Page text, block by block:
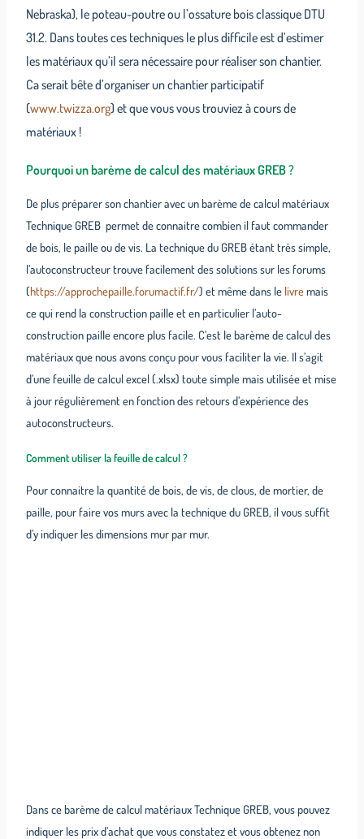
Nebraska), le poteau-poutre ou l’ossature bois classique DTU
31.2. Dans toutes ces techniques le plus difficile est d’estimer
les matériaux qu’il sera nécessaire pour réaliser son chantier.
Ca serait bête d’organiser un chantier participatif
(www.twizza.org) et que vous vous trouviez à cours de
matériaux !
Pourquoi un barème de calcul des matériaux GREB ?
De plus préparer son chantier avec un barème de calcul matériaux
Technique GREB permet de connaitre combien il faut commander
de bois, le paille ou de vis. La technique du GREB étant très simple,
l’autoconstructeur trouve facilement des solutions sur les forums
(https://approchepaille.forumactif.fr/) et même dans le livremais
ce qui rend la construction paille et en particulier l’auto-
construction paille encore plus facile. C’est le barème de calcul des
matériaux que nous avons conçu pour vous faciliter la vie. Il s’agit
d’une feuille de calcul excel (.xlsx) toute simple mais utilisée et mise
à jour régulièrement en fonction des retours d’expérience des
autoconstructeurs.
Comment utiliser la feuille de calcul ?
Pour connaitre la quantité de bois, de vis, de clous, de mortier, de
paille, pour faire vos murs avec la technique du GREB, il vous suffit
d’y indiquer les dimensions mur par mur.
Dans ce barème de calcul matériaux Technique GREB, vous pouvez
indiquer les prix d’achat que vous constatez et vous obtenez non